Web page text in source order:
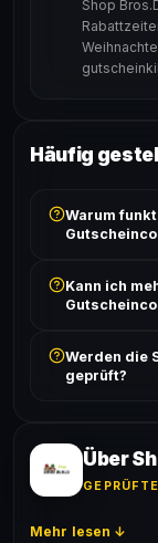
Shop
Häufig
Warum
ist und ob
gilt. Alle
Kann ich
akzeptiert.
Werden die
geprüft?
Über
Mehr lesen ↓